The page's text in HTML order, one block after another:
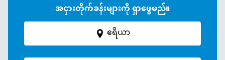
အငှားတိုက်ခန်းများကို ရှာဖွေမည်။
ဧရိယာ